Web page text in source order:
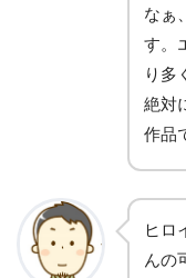
なぁ
す。
り多
絶対
作品
ヒロ
んの